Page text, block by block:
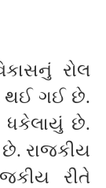
રોલ
થઈ ગઈ છે.
ધકેલાયું છે.
રાજકીય
રીતે